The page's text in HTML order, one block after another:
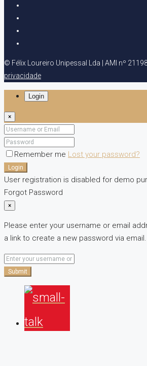
© Félix Loureiro Unipessal Lda | AMI nº 21198
privacidade
Login
×
Remember me Lost your password?
Login
User registration is disabled for demo
Forgot Password
×
Please enter your username or email
a link to create a new password via email.
Submit